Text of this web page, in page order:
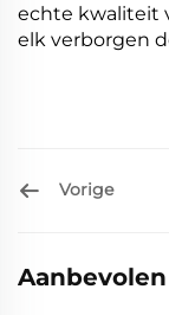
echte kwaliteit
elk verborgen
Vorige